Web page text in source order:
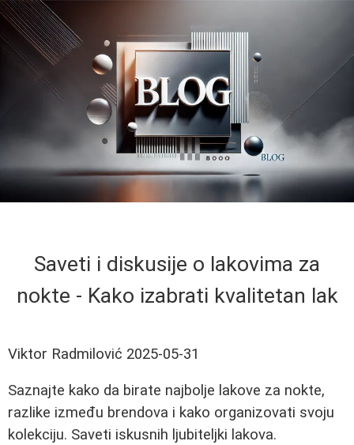
Saveti i diskusije o lakovima za
nokte - Kako izabrati kvalitetan lak
Viktor Radmilović 2025-05-31
Saznajte kako da birate najbolje lakove za nokte,
razlike između brendova i kako organizovati svoju
kolekciju. Saveti iskusnih ljubiteljki lakova.